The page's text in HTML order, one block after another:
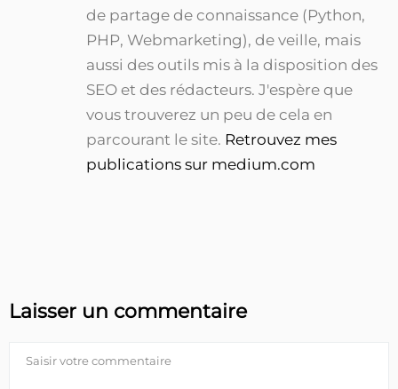
de partage de connaissance (Python,
PHP, Webmarketing), de veille, mais
aussi des outils mis à la disposition des
SEO et des rédacteurs. J'espère que
vous trouverez un peu de cela en
parcourant le site. Retrouvez mes
publications sur medium.com
Laisser un commentaire